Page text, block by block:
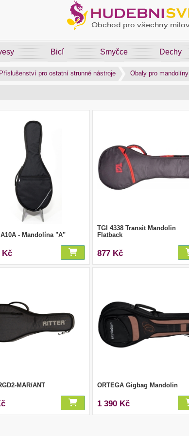
Bicí Smyčce Dechy
Příslušenství pro ostatní strunné nástroje Obaly pro mandolíny
- Mandolína "A"
Kč
TGI 4338 Transit Mandolin
Flatback
877 Kč
MAR/ANT ORTEGA Gigbag Mandolin
1 390 Kč